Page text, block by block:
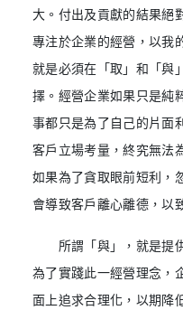
大。付出及貢獻的結果絕
專注於企業的經營，以我
就是必須在「取」和「與
擇。經營企業如果只是純
事都只是為了自己的片面
客戶立場考量，終究無法
如果為了貪取眼前短利，
會導致客戶離心離德，以
所謂「與」，就是提供
為了實踐此一經營理念，
面上追求合理化，以期降